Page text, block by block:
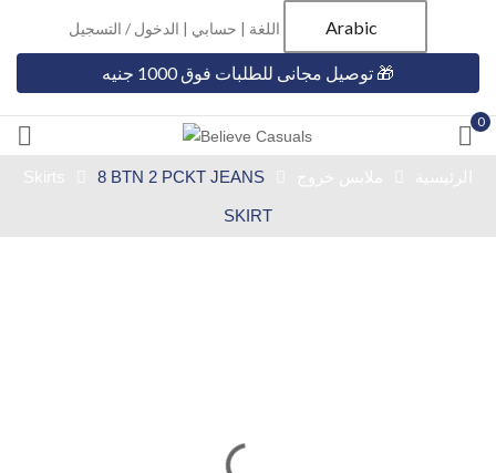
Arabic اللغة | حسابي | الدخول / التسجيل
🎁 توصيل مجانى للطلبات فوق 1000 جنيه
0
8 BTN 2 PCKT JEANS
SKIRT